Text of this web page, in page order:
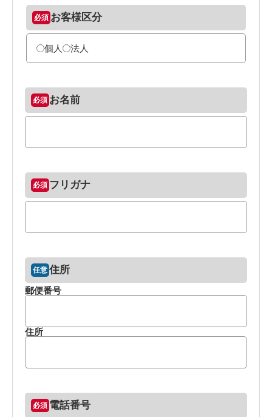
お客様区分
個人 法人
お名前
フリガナ
住所
郵便番号
住所
電話番号